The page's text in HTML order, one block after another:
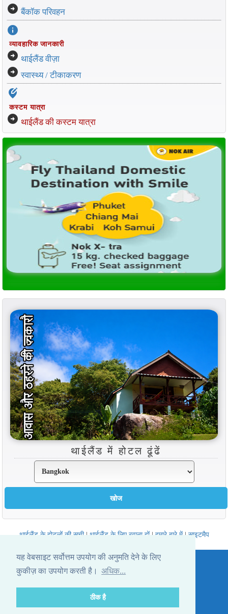
यह वेबसाइट सर्वोत्तम उपयोग की अनुमति देने के लिए
कुकीज़ का उपयोग करती है।
अधिक...
ठीक है
arrow_circle_right बैंकॉक परिवहन
info
व्यावहारिक जानकारी
arrow_circle_right थाईलैंड वीज़ा
arrow_circle_right स्वास्थ्य / टीकाकरण
edit_location_alt
कस्टम यात्रा
arrow_circle_right थाईलैंड की कस्टम यात्रा
थाईलैंड में होटल ढूंढें
थाईलैंड के होटलों की सूची| थाईलैंड के लिए रवाना हों| हमारे बारे में| साइटमैप